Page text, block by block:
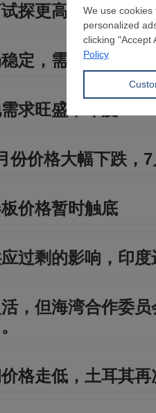
探更高水平，但
定，需求低迷，折
求旺盛，印度
份价格大幅下跌，
价格暂时触底
过剩的影响，印
，但海湾合作委
格走低，土耳其